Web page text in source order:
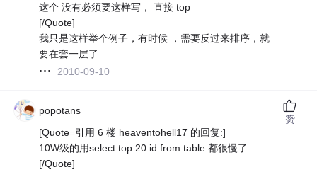
这个 没有必须要这样写， 直接 top
[/Quote]
我只是这样举个例子，有时候 ，需要反过来排序，就
要在套一层了
2010-09-10
popotans
[Quote=引用 6 楼 heaventohell17 的回复:]
10W级的用select top 20 id from table 都很慢了....
[/Quote]
赞